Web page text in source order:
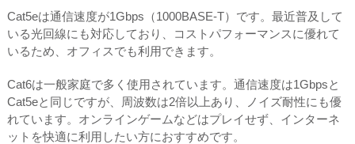
Cat5eは通信速度が1Gbps（1000BASE-T）です。最近普及して
いる光回線にも対応しており、コストパフォーマンスに優れて
いるため、オフィスでも利用できます。
Cat6は一般家庭で多く使用されています。通信速度は1Gbpsと
Cat5eと同じですが、周波数は2倍以上あり、ノイズ耐性にも優
れています。オンラインゲームなどはプレイせず、インターネ
ットを快適に利用したい方におすすめです。